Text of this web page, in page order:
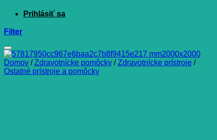
Filter
Domov / Zdravotnícke pomôcky / Zdravotnícke prístroje /
Ostatné prístroje a pomôcky